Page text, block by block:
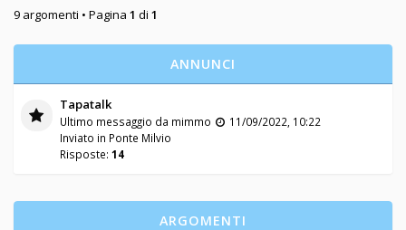
9 argomenti • Pagina 1 di 1
ANNUNCI
Tapatalk
Ultimo messaggio da mimmo
11/09/2022, 10:22
Inviato in Ponte Milvio
Risposte: 14
ARGOMENTI